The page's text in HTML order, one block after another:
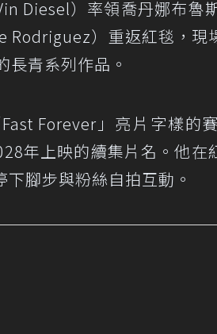
Vin Diesel）率領喬丹娜布
Rodriguez）重返紅毯，現
長青系列作品。
Forever」亮片字樣的
年上映的續集片名。他在
腳步與粉絲自拍互動。